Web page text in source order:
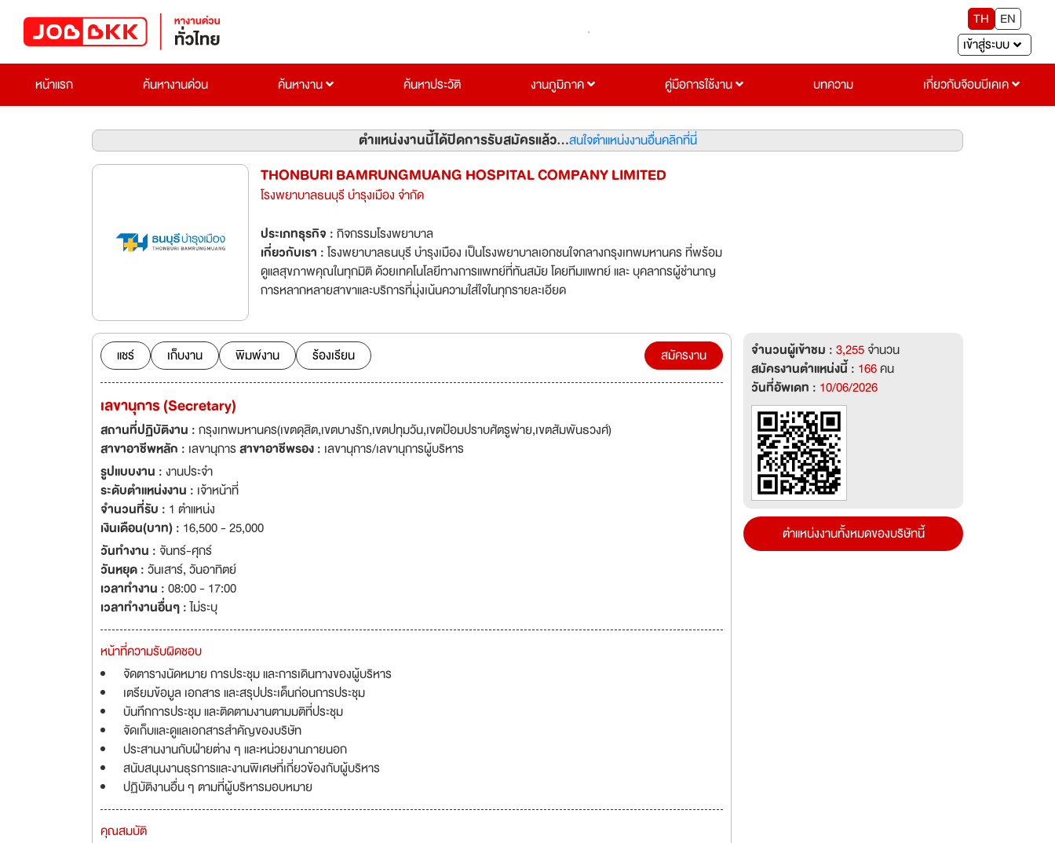
TH
EN
เข้าสู่ระบบ
หน้าแรก
ค้นหางานด่วน ค้นหางาน ค้นหาประวัติ งานภูมิภาค คู่มือการใช้งาน บทความ เกี่ยวกับจ๊อบบีเคเค
ตำแหน่งงานนี้ได้ปิดการรับสมัครแล้ว...สนใจตำแหน่งงานอื่นคลิกที่นี่
THONBURI BAMRUNGMUANG HOSPITAL COMPANY LIMITED
โรงพยาบาลธนบุรี บำรุงเมือง จำกัด
ประเภทธุรกิจ :กิจกรรมโรงพยาบาล
เกี่ยวกับเรา :โรงพยาบาลธนบุรี บำรุงเมือง เป็นโรงพยาบาลเอกชนใจกลางกรุงเทพมหานคร ที่พร้อม
ดูแลสุขภาพคุณในทุกมิติ ด้วยเทคโนโลยีทางการแพทย์ที่ทันสมัย โดยทีมแพทย์ และ บุคลากรผู้ชำนาญ
การหลากหลายสาขาและบริการที่มุ่งเน้นความใส่ใจในทุกรายละเอียด
แชร์ เก็บงาน พิมพ์งาน ร้องเรียน สมัครงาน
เลขานุการ (Secretary)
สถานที่ปฏิบัติงาน :กรุงเทพมหานคร(เขตดุสิต,เขตบางรัก,เขตปทุมวัน,เขตป้อมปราบศัตรูพ่าย,เขตสัมพันธวงศ์)
สาขาอาชีพหลัก : เลขานุการสาขาอาชีพรอง : เลขานุการ/เลขานุการผู้บริหาร
รูปแบบงาน :งานประจำ
ระดับตำแหน่งงาน : เจ้าหน้าที่
จำนวนที่รับ : 1 ตำแหน่ง
เงินเดือน(บาท) : 16,500 - 25,000
วันทำงาน : จันทร์-ศุกร์
วันหยุด :วันเสาร์,วันอาทิตย์
เวลาทำงาน :08:00 - 17:00
เวลาทำงานอื่นๆ :ไม่ระบุ
หน้าที่ความรับผิดชอบ
จัดตารางนัดหมาย การประชุม และการเดินทางของผู้บริหาร
เตรียมข้อมูล เอกสาร และสรุปประเด็นก่อนการประชุม
บันทึกการประชุม และติดตามงานตามมติที่ประชุม
จัดเก็บและดูแลเอกสารสำคัญของบริษัท
ประสานงานกับฝ่ายต่าง ๆ และหน่วยงานภายนอก
สนับสนุนงานธุรการและงานพิเศษที่เกี่ยวข้องกับผู้บริหาร
ปฏิบัติงานอื่น ๆ ตามที่ผู้บริหารมอบหมาย
คุณสมบัติ
จำนวนผู้เข้าชม :3,255จำนวน
สมัครงานตำแหน่งนี้ : 166คน
วันที่อัพเดท : 10/06/2026
ตำแหน่งงานทั้งหมดของบริษัทนี้